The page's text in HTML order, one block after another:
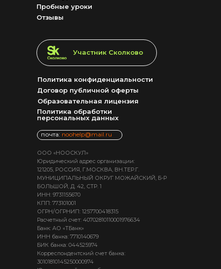
ООО «НООСКУЛ»
Юридический адрес организации:
121205, РОССИЯ, Г.МОСКВА, ВН.ТЕР.Г.
МУНИЦИПАЛЬНЫЙ ОКРУГ МОЖАЙСКИЙ, Б-Р
БОЛЬШОЙ, Д. 42, СТР. 1
ИНН: 9731155670
КПП: 773101001
ОГРН/ОГРНИП: 1257700418315
Расчетный счет: 40702810110001976634
Банк: АО «ТБанк»
ИНН банка: 7710140679
БИК банка: 044525974
Корреспондентский счет банка:
30101810145250000974
почта: noohelp@mail.ru
Образовательная лицензия
Договор публичной оферты
Политика конфиденциальности
Отзывы
Пробные уроки
Участник Сколково
LET'S GO!
Политика обработки
персональных данных